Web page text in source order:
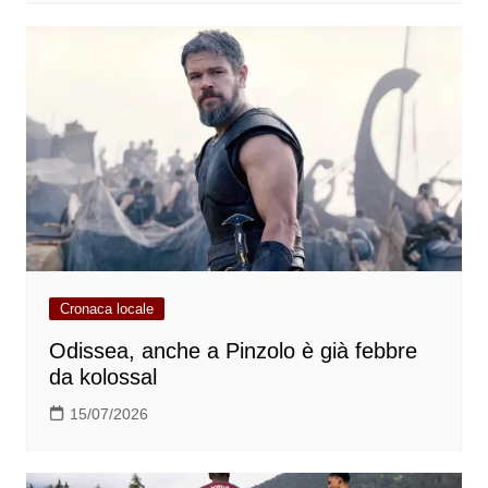
Cronaca locale
Odissea, anche a Pinzolo è già febbre
da kolossal
15/07/2026